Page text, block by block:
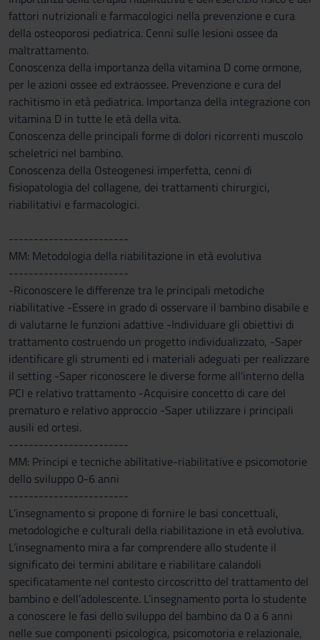
fattori nutrizionali e farmacologici nella prevenzione e cura
della osteoporosi pediatrica. Cenni sulle lesioni ossee da
maltrattamento.
Conoscenza della importanza della vitamina D come ormone,
per le azioni ossee ed extraossee. Prevenzione e cura del
rachitismo in età pediatrica. Importanza della integrazione con
vitamina D in tutte le età della vita.
Conoscenza delle principali forme di dolori ricorrenti muscolo
scheletrici nel bambino.
Conoscenza della Osteogenesi imperfetta, cenni di
fisiopatologia del collagene, dei trattamenti chirurgici,
riabilitativi e farmacologici.
------------------------
MM: Metodologia della riabilitazione in età evolutiva
------------------------
-Riconoscere le differenze tra le principali metodiche
riabilitative -Essere in grado di osservare il bambino disabile e
di valutarne le funzioni adattive -Individuare gli obiettivi di
trattamento costruendo un progetto individualizzato, -Saper
identificare gli strumenti ed i materiali adeguati per realizzare
il setting -Saper riconoscere le diverse forme all'interno della
PCI e relativo trattamento -Acquisire concetto di care del
prematuro e relativo approccio -Saper utilizzare i principali
ausili ed ortesi.
------------------------
MM: Principi e tecniche abilitative-riabilitative e psicomotorie
dello sviluppo 0-6 anni
------------------------
L’insegnamento si propone di fornire le basi concettuali,
metodologiche e culturali della riabilitazione in età evolutiva.
L’insegnamento mira a far comprendere allo studente il
significato dei termini abilitare e riabilitare calandoli
specificatamente nel contesto circoscritto del trattamento del
bambino e dell’adolescente. L’insegnamento porta lo studente
a conoscere le fasi dello sviluppo del bambino da 0 a 6 anni
nelle sue componenti psicologica, psicomotoria e relazionale,